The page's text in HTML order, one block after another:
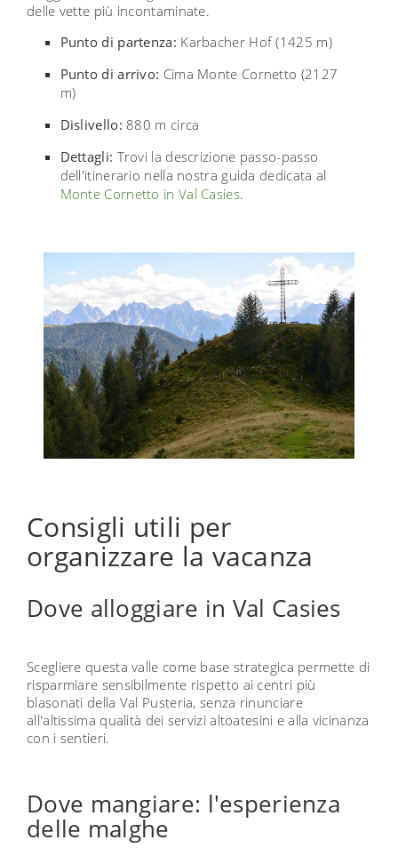
delle vette più incontaminate.
Punto di partenza: Karbacher Hof (1425 m)
Punto di arrivo: Cima Monte Cornetto (2127
m)
Dislivello: 880 m circa
Dettagli: Trovi la descrizione passo-passo
dell'itinerario nella nostra guida dedicata al
Monte Cornetto in Val Casies.
Consigli utili per
organizzare la vacanza
Dove alloggiare in Val Casies
Scegliere questa valle come base strategica permette di
risparmiare sensibilmente rispetto ai centri più
blasonati della Val Pusteria, senza rinunciare
all'altissima qualità dei servizi altoatesini e alla vicinanza
con i sentieri.
Dove mangiare: l'esperienza
delle malghe